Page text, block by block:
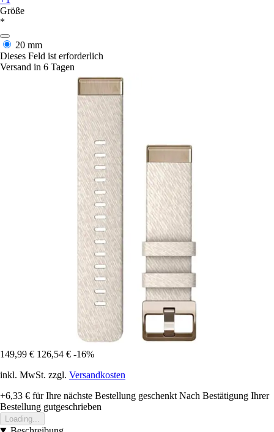
Größe
*
20 mm
Dieses Feld ist erforderlich
Versand in 6 Tagen
149,99 € 126,54 € -16%
inkl. MwSt. zzgl. Versandkosten
+6,33 € für Ihre nächste Bestellung geschenkt Nach Bestätigung Ihrer
Bestellung gutgeschrieben
Loading...